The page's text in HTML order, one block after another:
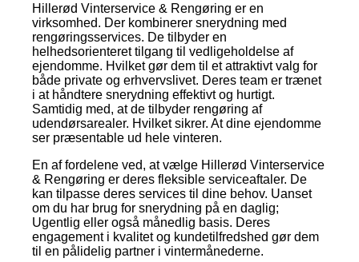
Hillerød Vinterservice & Rengøring er en
virksomhed. Der kombinerer snerydning med
rengøringsservices. De tilbyder en
helhedsorienteret tilgang til vedligeholdelse af
ejendomme. Hvilket gør dem til et attraktivt valg for
både private og erhvervslivet. Deres team er trænet
i at håndtere snerydning effektivt og hurtigt.
Samtidig med, at de tilbyder rengøring af
udendørsarealer. Hvilket sikrer. At dine ejendomme
ser præsentable ud hele vinteren.
En af fordelene ved, at vælge Hillerød Vinterservice
& Rengøring er deres fleksible serviceaftaler. De
kan tilpasse deres services til dine behov. Uanset
om du har brug for snerydning på en daglig;
Ugentlig eller også månedlig basis. Deres
engagement i kvalitet og kundetilfredshed gør dem
til en pålidelig partner i vintermånederne.